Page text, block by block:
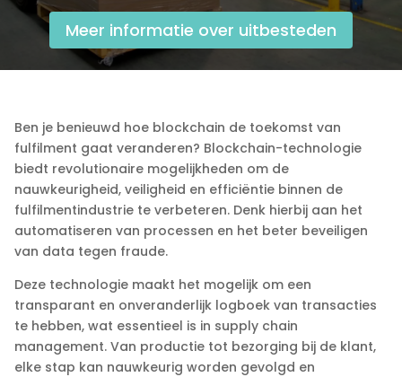
Meer informatie over uitbesteden
Ben je benieuwd hoe blockchain de toekomst van
fulfilment gaat veranderen? Blockchain-technologie
biedt revolutionaire mogelijkheden om de
nauwkeurigheid, veiligheid en efficiëntie binnen de
fulfilmentindustrie te verbeteren.​ Denk hierbij aan het
automatiseren van processen en het beter beveiligen
van data tegen fraude.​
Deze technologie maakt het mogelijk om een
transparant en onveranderlijk logboek van transacties
te hebben, wat essentieel is in supply chain
management.​ Van productie tot bezorging bij de klant,
elke stap kan nauwkeurig worden gevolgd en